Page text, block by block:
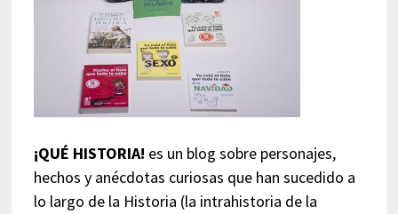
¡QUÉ HISTORIA! es un blog sobre personajes,
hechos y anécdotas curiosas que han sucedido a
lo largo de la Historia (la intrahistoria de la